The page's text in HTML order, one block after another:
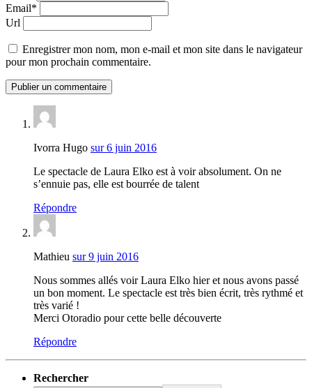
Email*
Url
Enregistrer mon nom, mon e-mail et mon site dans le navigateur
pour mon prochain commentaire.
Ivorra Hugo sur 6 juin 2016
Le spectacle de Laura Elko est à voir absolument. On ne
s’ennuie pas, elle est bourrée de talent
Répondre
Mathieu sur 9 juin 2016
Nous sommes allés voir Laura Elko hier et nous avons passé
un bon moment. Le spectacle est très bien écrit, très rythmé et
très varié !
Merci Otoradio pour cette belle découverte
Répondre
Rechercher